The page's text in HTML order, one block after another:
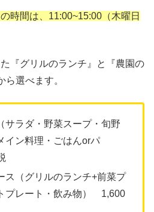
時間は、11:00~15:00（木曜日
『グリルのランチ』と『農園の
選べます。
サラダ・野菜スープ・旬野
イン料理・ごはんorパ
ス（グリルのランチ+前菜プ
プレート・飲み物） 1,600